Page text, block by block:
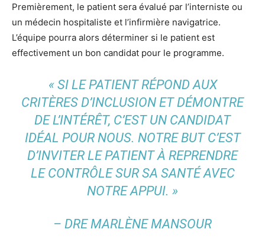
Premièrement, le patient sera évalué par l’interniste ou
un médecin hospitaliste et l’infirmière navigatrice.
L’équipe pourra alors déterminer si le patient est
effectivement un bon candidat pour le programme.
« SI LE PATIENT RÉPOND AUX
CRITÈRES D’INCLUSION ET DÉMONTRE
DE L’INTÉRÊT, C’EST UN CANDIDAT
IDÉAL POUR NOUS. NOTRE BUT C’EST
D’INVITER LE PATIENT À REPRENDRE
LE CONTRÔLE SUR SA SANTÉ AVEC
NOTRE APPUI. »
– DRE MARLÈNE MANSOUR